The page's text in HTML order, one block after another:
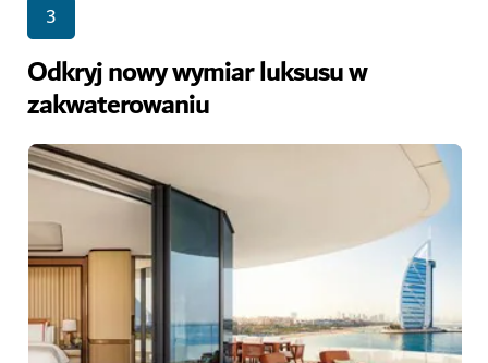
3
Odkryj nowy wymiar luksusu w
zakwaterowaniu